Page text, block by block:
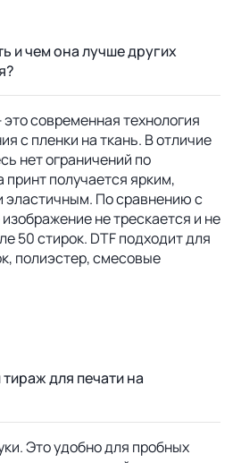
и чем она лучше других
современная технология
с пленки на ткань. В отличие
нет ограничений по
принт получается ярким,
эластичным. По сравнению с
не трескается и не
50 стирок. DTF подходит для
полиэстер, смесовые
для печати на
Это удобно для пробных